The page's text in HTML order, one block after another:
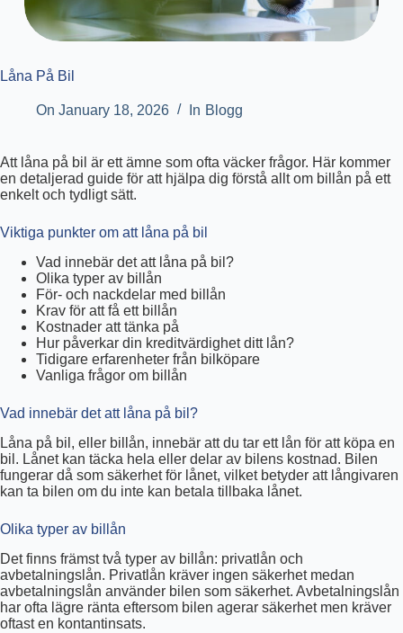
Låna På Bil
On January 18, 2026 In Blogg
Att låna på bil är ett ämne som ofta väcker frågor. Här kommer
en detaljerad guide för att hjälpa dig förstå allt om billån på ett
enkelt och tydligt sätt.
Viktiga punkter om att låna på bil
Vad innebär det att låna på bil?
Olika typer av billån
För- och nackdelar med billån
Krav för att få ett billån
Kostnader att tänka på
Hur påverkar din kreditvärdighet ditt lån?
Tidigare erfarenheter från bilköpare
Vanliga frågor om billån
Vad innebär det att låna på bil?
Låna på bil, eller billån, innebär att du tar ett lån för att köpa en
bil. Lånet kan täcka hela eller delar av bilens kostnad. Bilen
fungerar då som säkerhet för lånet, vilket betyder att långivaren
kan ta bilen om du inte kan betala tillbaka lånet.
Olika typer av billån
Det finns främst två typer av billån: privatlån och
avbetalningslån. Privatlån kräver ingen säkerhet medan
avbetalningslån använder bilen som säkerhet. Avbetalningslån
har ofta lägre ränta eftersom bilen agerar säkerhet men kräver
oftast en kontantinsats.